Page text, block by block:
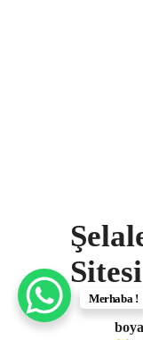
Sitesi
Merhaba !